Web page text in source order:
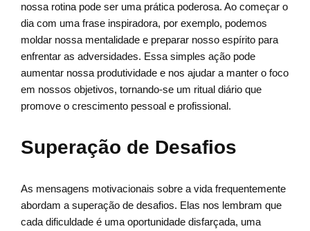
nossa rotina pode ser uma prática poderosa. Ao começar o
dia com uma frase inspiradora, por exemplo, podemos
moldar nossa mentalidade e preparar nosso espírito para
enfrentar as adversidades. Essa simples ação pode
aumentar nossa produtividade e nos ajudar a manter o foco
em nossos objetivos, tornando-se um ritual diário que
promove o crescimento pessoal e profissional.
Superação de Desafios
As mensagens motivacionais sobre a vida frequentemente
abordam a superação de desafios. Elas nos lembram que
cada dificuldade é uma oportunidade disfarçada, uma